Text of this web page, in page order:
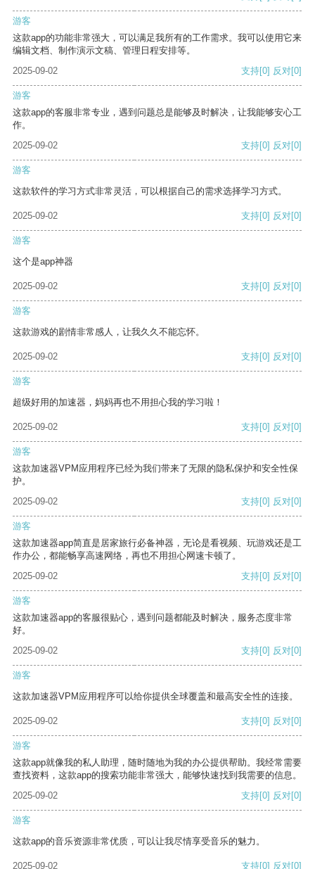
游客
这款app的功能非常强大，可以满足我所有的工作需求。我可以使用它来
编辑文档、制作演示文稿、管理日程安排等。
2025-09-02
支持[0] 反对[0]
游客
这款app的客服非常专业，遇到问题总是能够及时解决，让我能够安心工
作。
2025-09-02
支持[0] 反对[0]
游客
这款软件的学习方式非常灵活，可以根据自己的需求选择学习方式。
2025-09-02 支持[0] 反对[0]
游客
这个是app神器
2025-09-02 支持[0] 反对[0]
游客
这款游戏的剧情非常感人，让我久久不能忘怀。
2025-09-02 支持[0] 反对[0]
游客
超级好用的加速器，妈妈再也不用担心我的学习啦！
2025-09-02 支持[0] 反对[0]
游客
这款加速器VPM应用程序已经为我们带来了无限的隐私保护和安全性保
护。
2025-09-02
支持[0] 反对[0]
游客
这款加速器app简直是居家旅行必备神器，无论是看视频、玩游戏还是工
作办公，都能畅享高速网络，再也不用担心网速卡顿了。
2025-09-02
支持[0] 反对[0]
游客
这款加速器app的客服很贴心，遇到问题都能及时解决，服务态度非常
好。
2025-09-02
支持[0] 反对[0]
游客
这款加速器VPM应用程序可以给你提供全球覆盖和最高安全性的连接。
2025-09-02 支持[0] 反对[0]
游客
这款app就像我的私人助理，随时随地为我的办公提供帮助。我经常需要
查找资料，这款app的搜索功能非常强大，能够快速找到我需要的信息。
2025-09-02
支持[0] 反对[0]
游客
这款app的音乐资源非常优质，可以让我尽情享受音乐的魅力。
2025-09-02 支持[0] 反对[0]